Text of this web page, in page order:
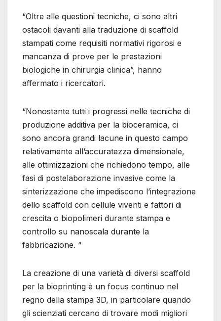
“Oltre alle questioni tecniche, ci sono altri
ostacoli davanti alla traduzione di scaffold
stampati come requisiti normativi rigorosi e
mancanza di prove per le prestazioni
biologiche in chirurgia clinica”, hanno
affermato i ricercatori.
“Nonostante tutti i progressi nelle tecniche di
produzione additiva per la bioceramica, ci
sono ancora grandi lacune in questo campo
relativamente all’accuratezza dimensionale,
alle ottimizzazioni che richiedono tempo, alle
fasi di postelaborazione invasive come la
sinterizzazione che impediscono l’integrazione
dello scaffold con cellule viventi e fattori di
crescita o biopolimeri durante stampa e
controllo su nanoscala durante la
fabbricazione. “
La creazione di una varietà di diversi scaffold
per la bioprinting è un focus continuo nel
regno della stampa 3D, in particolare quando
gli scienziati cercano di trovare modi migliori